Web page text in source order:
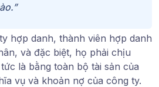
hợp danh, thành viên hợp danh
, và đặc biệt, họ phải chịu
là bằng toàn bộ tài sản của
vụ và khoản nợ của công ty.